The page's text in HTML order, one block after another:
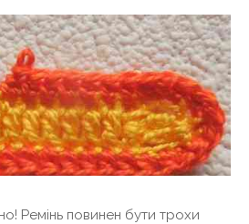
Ремінь повинен бути трохи